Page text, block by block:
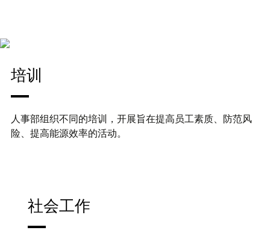
培训
人事部组织不同的培训，开展旨在提高员工素质、防范风
险、提高能源效率的活动。
社会工作